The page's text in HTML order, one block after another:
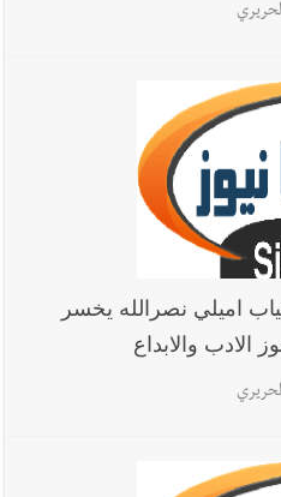
اميلي نصرالله يخسر
الادب والابداع